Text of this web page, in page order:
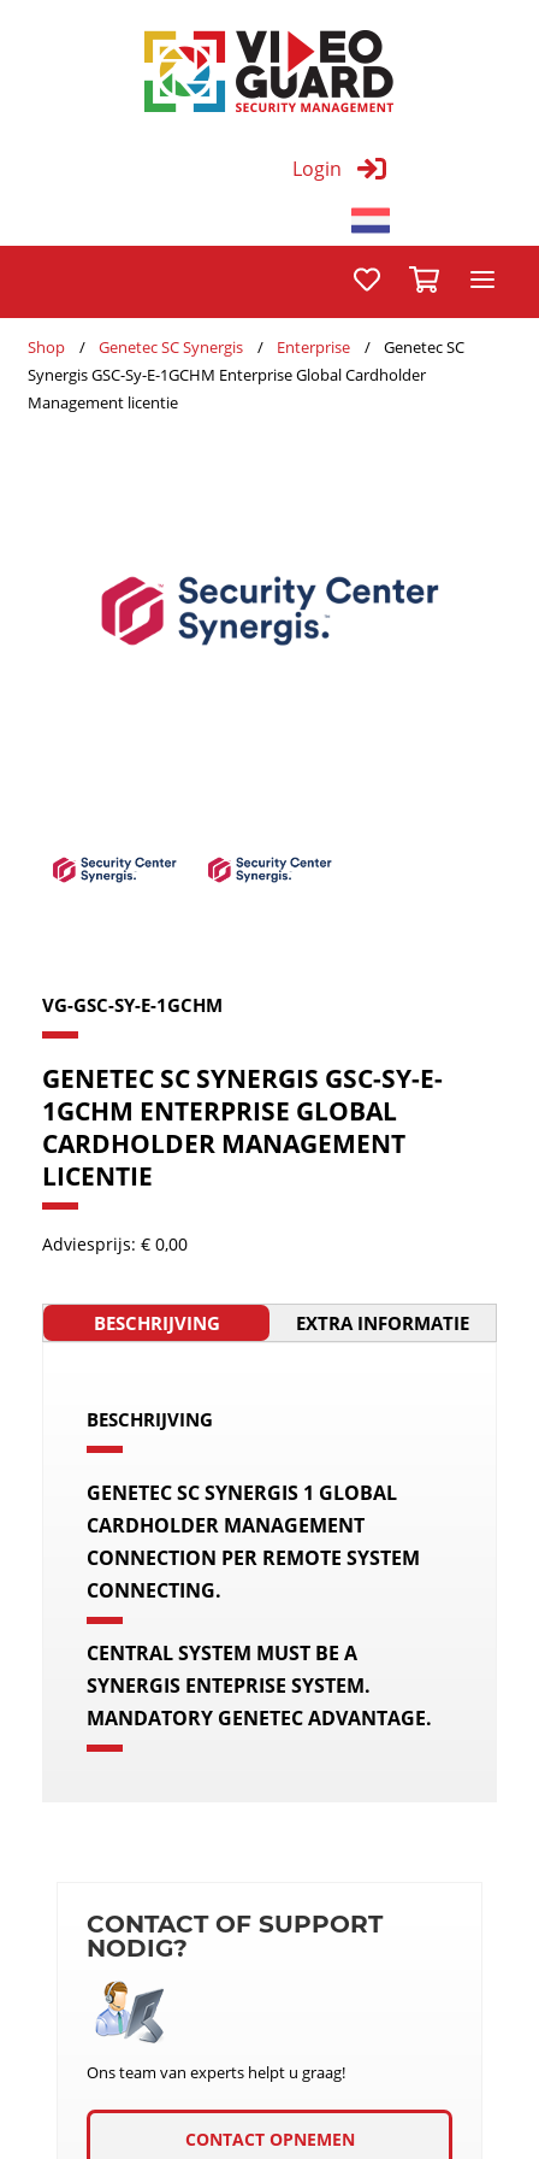
Login
Shop Genetec SC Synergis Enterprise
Genetec SC
Synergis GSC-Sy-E-1GCHM Enterprise Global Cardholder
Management licentie
VG-GSC-SY-E-1GCHM
GENETEC SC SYNERGIS GSC-SY-E-
1GCHM ENTERPRISE GLOBAL
CARDHOLDER MANAGEMENT
LICENTIE
Adviesprijs: € 0,00
BESCHRIJVING EXTRA INFORMATIE
BESCHRIJVING
GENETEC SC SYNERGIS 1 GLOBAL
CARDHOLDER MANAGEMENT
CONNECTION PER REMOTE SYSTEM
CONNECTING.
CENTRAL SYSTEM MUST BE A
SYNERGIS ENTEPRISE SYSTEM.
MANDATORY GENETEC ADVANTAGE.
CONTACT OF SUPPORT
NODIG?
Ons team van experts helpt u graag!
CONTACT OPNEMEN